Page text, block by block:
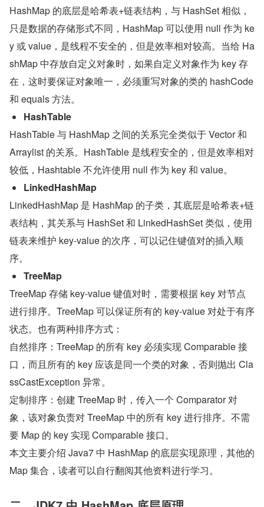
HashMap 的底层是哈希表+链表结构，与 HashSet 相似，
只是数据的存储形式不同，HashMap 可以使用 null 作为 ke
y 或 value，是线程不安全的，但是效率相对较高。当给 Ha
shMap 中存放自定义对象时，如果自定义对象作为 key 存
在，这时要保证对象唯一，必须重写对象的类的 hashCode
和 equals 方法。
HashTable
HashTable 与 HashMap 之间的关系完全类似于 Vector 和
Arraylist 的关系。HashTable 是线程安全的，但是效率相对
较低，Hashtable 不允许使用 null 作为 key 和 value。
LinkedHashMap
LinkedHashMap 是 HashMap 的子类，其底层是哈希表+链
表结构，其关系与 HashSet 和 LinkedHashSet 类似，使用
链表来维护 key-value 的次序，可以记住键值对的插入顺
序。
TreeMap
TreeMap 存储 key-value 键值对时，需要根据 key 对节点
进行排序。TreeMap 可以保证所有的 key-value 对处于有序
状态。也有两种排序方式：
自然排序：TreeMap 的所有 key 必须实现 Comparable 接
口，而且所有的 key 应该是同一个类的对象，否则抛出 Cla
ssCastException 异常。
定制排序：创建 TreeMap 时，传入一个 Comparator 对
象，该对象负责对 TreeMap 中的所有 key 进行排序。不需
要 Map 的 key 实现 Comparable 接口。
本文主要介绍 Java7 中 HashMap 的底层实现原理，其他的
Map 集合，读者可以自行翻阅其他资料进行学习。